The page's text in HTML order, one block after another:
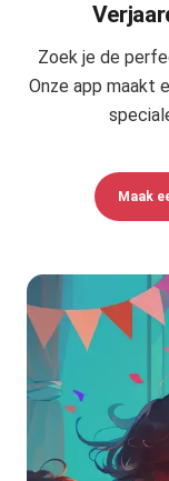
Zoek je de
Onze app maakt
Maak